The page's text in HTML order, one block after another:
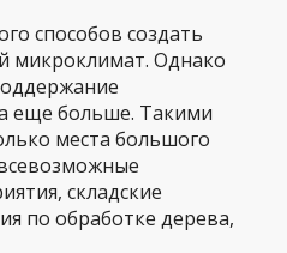
способов создать
микроклимат. Однако
еще больше. Такими
места большого
складские
по обработке дерева,